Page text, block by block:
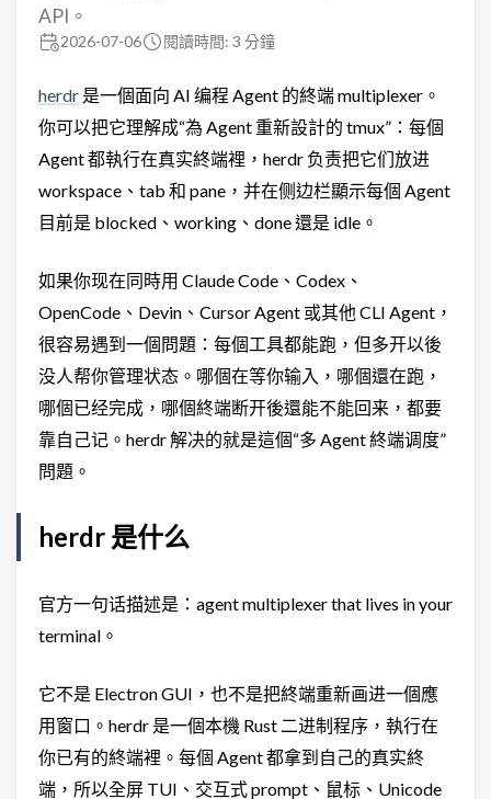
API。
2026-07-06 閱讀時間: 3 分鐘
herdr 是一個面向 AI 编程 Agent 的終端 multiplexer。
你可以把它理解成“為 Agent 重新設計的 tmux”：每個
Agent 都執行在真实終端裡，herdr 负责把它们放进
workspace、tab 和 pane，并在侧边栏顯示每個 Agent
目前是 blocked、working、done 還是 idle。
如果你现在同時用 Claude Code、Codex、
OpenCode、Devin、Cursor Agent 或其他 CLI Agent，
很容易遇到一個問題：每個工具都能跑，但多开以後
没人帮你管理状态。哪個在等你输入，哪個還在跑，
哪個已经完成，哪個終端断开後還能不能回来，都要
靠自己记。herdr 解决的就是這個“多 Agent 終端调度”
問題。
herdr 是什么
官方一句话描述是：agent multiplexer that lives in your
terminal。
它不是 Electron GUI，也不是把終端重新画进一個應
用窗口。herdr 是一個本機 Rust 二进制程序，執行在
你已有的終端裡。每個 Agent 都拿到自己的真实終
端，所以全屏 TUI、交互式 prompt、鼠标、Unicode